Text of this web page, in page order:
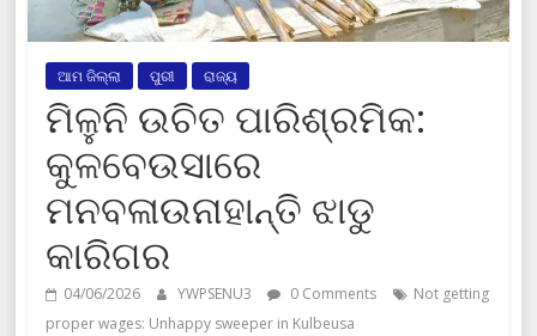
ଆମ ଜିଲ୍ଲା ପୁରୀ ରାଜ୍ୟ
ମିଳୁନି ଉଚିତ ପାରିଶ୍ରମିକ:
କୁଳବେଉସାରେ
ମନବଳାଉନାହାନ୍ତି ଝାଡୁ
କାରିଗର
04/06/2026 YWPSENU3 0 Comments
Not getting
proper wages: Unhappy sweeper in Kulbeusa